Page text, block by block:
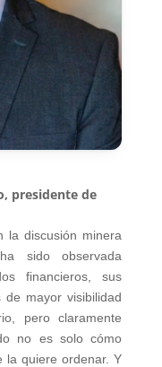
presidente de
la discusión minera
sido observada
financieros, sus
de mayor visibilidad
pero claramente
no es solo cómo
la quiere ordenar. Y